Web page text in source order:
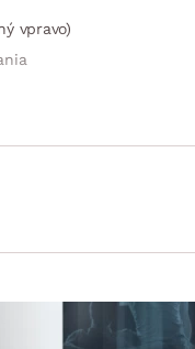
vpravo)
– s polohovateľnou
nohy: plast, čierne